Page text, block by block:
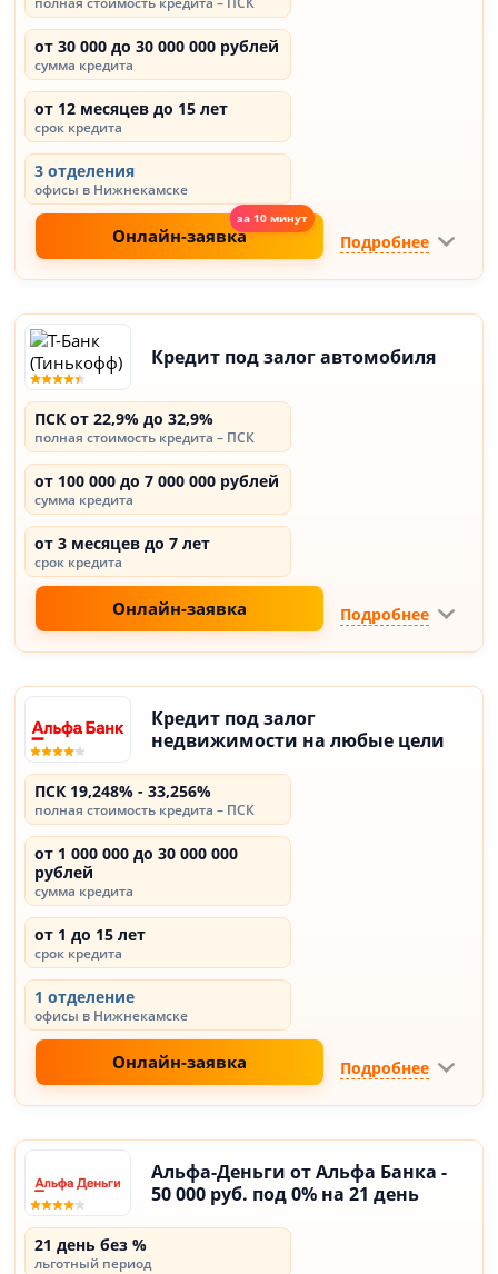
от 30 000 до 30 000 000 рублей
сумма кредита
от 12 месяцев до 15 лет
срок кредита
3 отделения
офисы в Нижнекамске
Онлайн-заявка Подробнее
Кредит под залог автомобиля
ПСК от 22,9% до 32,9%
полная стоимость кредита – ПСК
от 100 000 до 7 000 000 рублей
сумма кредита
от 3 месяцев до 7 лет
срок кредита
Онлайн-заявка Подробнее
Кредит под залог
недвижимости на любые цели
ПСК 19,248% - 33,256%
полная стоимость кредита – ПСК
от 1 000 000 до 30 000 000
рублей
сумма кредита
от 1 до 15 лет
срок кредита
1 отделение
офисы в Нижнекамске
Онлайн-заявка Подробнее
Альфа-Деньги от Альфа Банка -
50 000 руб. под 0% на 21 день
21 день без %
льготный период